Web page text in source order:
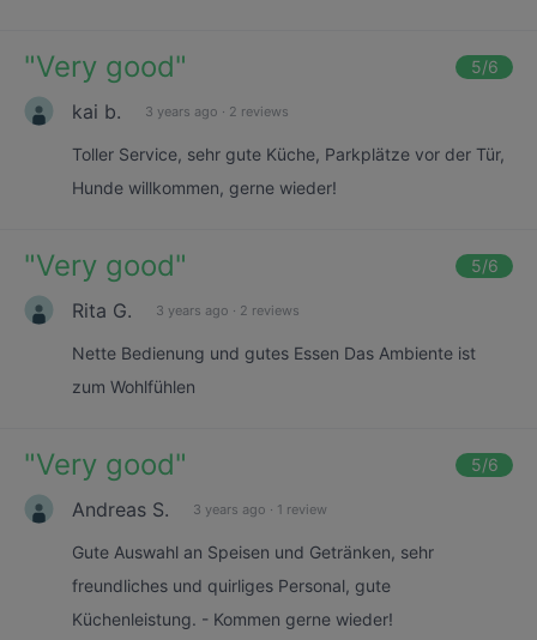
"Very good" 5/6
kai b. 3 years ago · 2 reviews
Toller Service, sehr gute Küche, Parkplätze vor der Tür,
Hunde willkommen, gerne wieder!
"Very good" 5/6
Rita G. 3 years ago · 2 reviews
Nette Bedienung und gutes Essen Das Ambiente ist
zum Wohlfühlen
"Very good" 5/6
Andreas S. 3 years ago · 1 review
Gute Auswahl an Speisen und Getränken, sehr
freundliches und quirliges Personal, gute
Küchenleistung. - Kommen gerne wieder!